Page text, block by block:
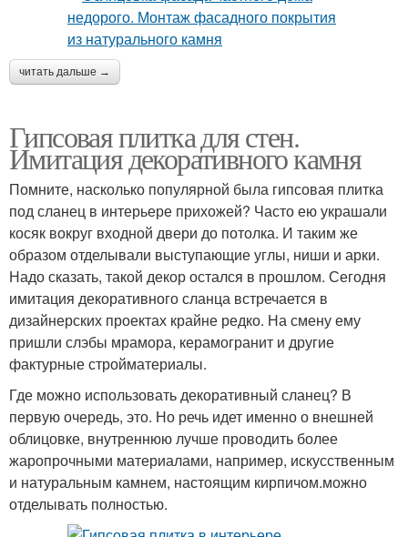
читать дальше →
Гипсовая плитка для стен.
Имитация декоративного камня
Помните, насколько популярной была гипсовая плитка
под сланец в интерьере прихожей? Часто ею украшали
косяк вокруг входной двери до потолка. И таким же
образом отделывали выступающие углы, ниши и арки.
Надо сказать, такой декор остался в прошлом. Сегодня
имитация декоративного сланца встречается в
дизайнерских проектах крайне редко. На смену ему
пришли слэбы мрамора, керамогранит и другие
фактурные стройматериалы.
Где можно использовать декоративный сланец? В
первую очередь, это. Но речь идет именно о внешней
облицовке, внутреннюю лучше проводить более
жаропрочными материалами, например, искусственным
и натуральным камнем, настоящим кирпичом.можно
отделывать полностью.